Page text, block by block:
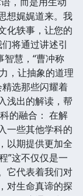
想娓娓道来。我
化轶事，让您的
将通过讲述引
智慧，“曹冲称
，让抽象的道理
选那些闪耀着
浅出的解读，帮
的融合： 在解
一些其他学科的
以期提供更加全
”这不仅仅是一
它代表着我们对
对生命真谛的探